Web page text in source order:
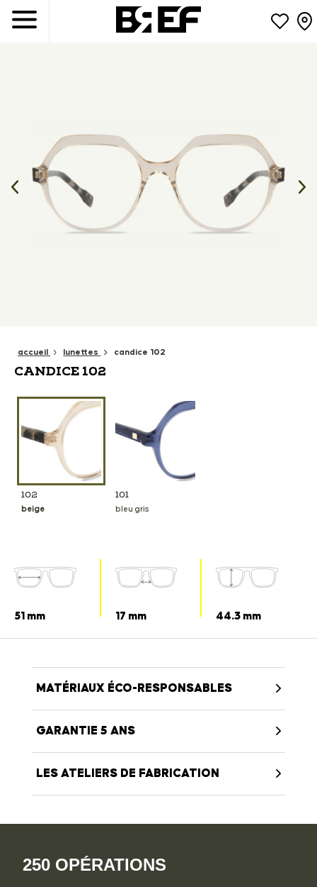
accueil lunettes candice 102
CANDICE 102
102
beige
101
bleu gris
51 mm 17 mm 44.3 mm
MATÉRIAUX ÉCO-RESPONSABLES
GARANTIE 5 ANS
LES ATELIERS DE FABRICATION
250 OPÉRATIONS